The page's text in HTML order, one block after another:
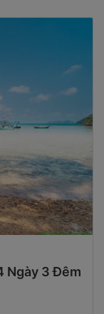
Ngày 3 Đêm